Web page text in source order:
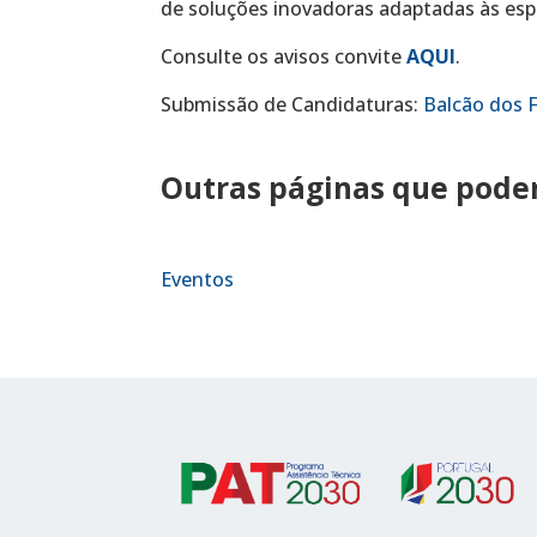
de soluções inovadoras adaptadas às
Consulte os avisos conviteAQUI.
Submissão de Candidaturas: Balcão dos
Outras páginas que
Eventos